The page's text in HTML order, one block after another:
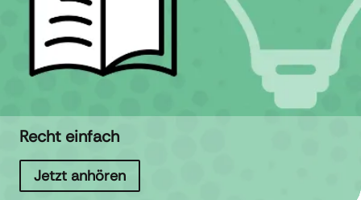
Recht einfach
Jetzt anhören